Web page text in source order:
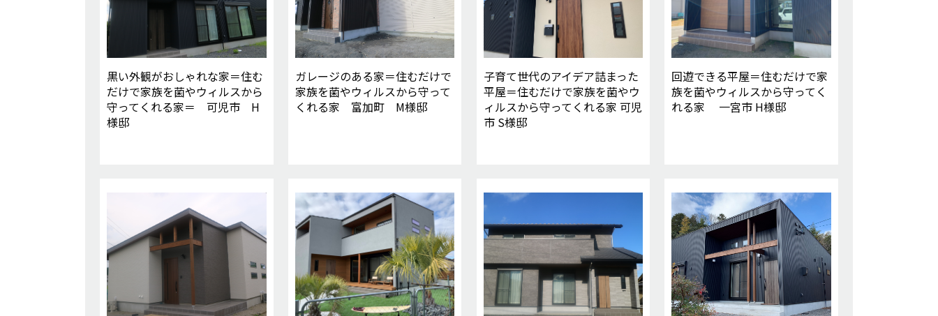
黒い外観がおしゃれな家＝住む
だけで家族を菌やウィルスから
守ってくれる家＝ 可児市 H
様邸
ガレージのある家＝住むだけで
家族を菌やウィルスから守って
くれる家 富加町 M様邸
子育て世代のアイデア詰まった
平屋＝住むだけで家族を菌やウ
ィルスから守ってくれる家 可児
市 S様邸
回遊できる平屋＝住むだけで家
族を菌やウィルスから守ってく
れる家 一宮市 H様邸